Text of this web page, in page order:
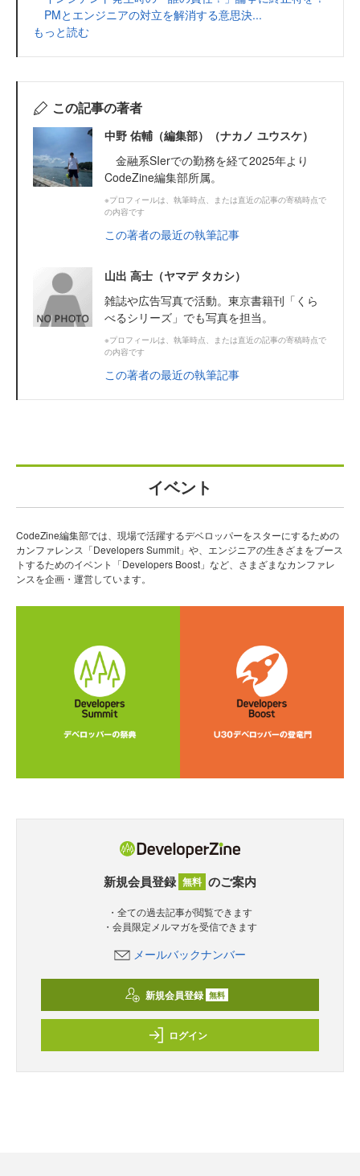
PMとエンジニアの対立を解消する意思決...
もっと読む
この記事の著者
中野 佑輔（編集部）（ナカノ ユウスケ）
金融系SIerでの勤務を経て2025年より
CodeZine編集部所属。
※プロフィールは、執筆時点、または直近の記事の寄稿時点で
の内容です
この著者の最近の執筆記事
山出 高士（ヤマデ タカシ）
雑誌や広告写真で活動。東京書籍刊「くら
べるシリーズ」でも写真を担当。
※プロフィールは、執筆時点、または直近の記事の寄稿時点で
の内容です
この著者の最近の執筆記事
イベント
CodeZine編集部では、現場で活躍するデベロッパーをスターにするための
カンファレンス「Developers Summit」や、エンジニアの生きざまをブース
トするためのイベント「Developers Boost」など、さまざまなカンファレ
ンスを企画・運営しています。
新規会員登録 無料 のご案内
・全ての過去記事が閲覧できます
・会員限定メルマガを受信できます
メールバックナンバー
新規会員登録 無料
ログイン